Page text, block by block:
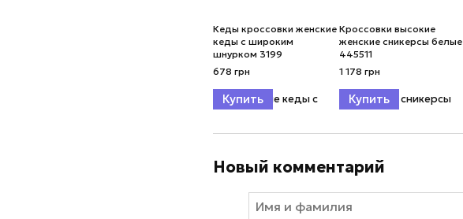
Кеды кроссовки женские
кеды с широким
шнурком 3199
678 грн
Купить
Кроссовки высокие
женские сникерсы белые
445511
1 178 грн
Купить
Новый комментарий